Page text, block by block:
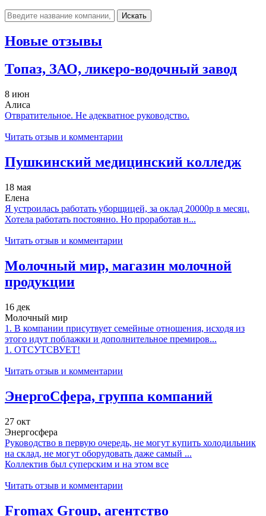
Искать
Новые отзывы
Топаз, ЗАО, ликеро-водочный завод
8 июн
Алиса
Отвратительное. Не адекватное руководство.
Читать отзыв и комментарии
Пушкинский медицинский колледж
18 мая
Елена
Я устроилась работать уборщицей, за оклад 20000р в месяц.
Хотела работать постоянно. Но проработав н...
Читать отзыв и комментарии
Молочный мир, магазин молочной
продукции
16 дек
Молочный мир
1. В компании присутвует семейные отношения, исходя из
этого идут поблажки и дополнительное премиров...
1. ОТСУТСВУЕТ!
Читать отзыв и комментарии
ЭнергоСфера, группа компаний
27 окт
Энергосфера
Руководство в первую очередь, не могут купить холодильник
на склад, не могут оборудовать даже самый ...
Коллектив был суперским и на этом все
Читать отзыв и комментарии
Fromax Group, агентство